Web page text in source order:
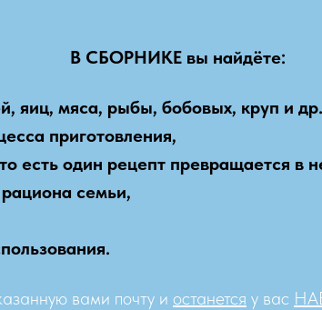
В СБОРНИКЕ вы найдёте:
яиц, мяса, рыбы, бобовых, круп и
приготовления,
один рецепт превращается в
семьи,
вами почту и останется у вас